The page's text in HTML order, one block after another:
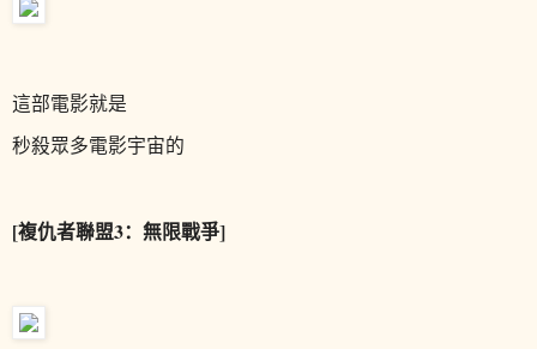
這部電影就是
秒殺眾多電影宇宙的
[複仇者聯盟3：無限戰爭]